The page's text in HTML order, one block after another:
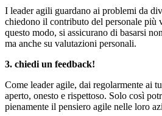
I leader agili guardano ai problemi da
chiedono il contributo del personale più
questo modo, si assicurano di basarsi
ma anche su valutazioni personali.
3. chiedi un feedback!
Come leader agile, dai regolarmente ai
aperto, onesto e rispettoso. Solo così
pienamente il pensiero agile nelle loro